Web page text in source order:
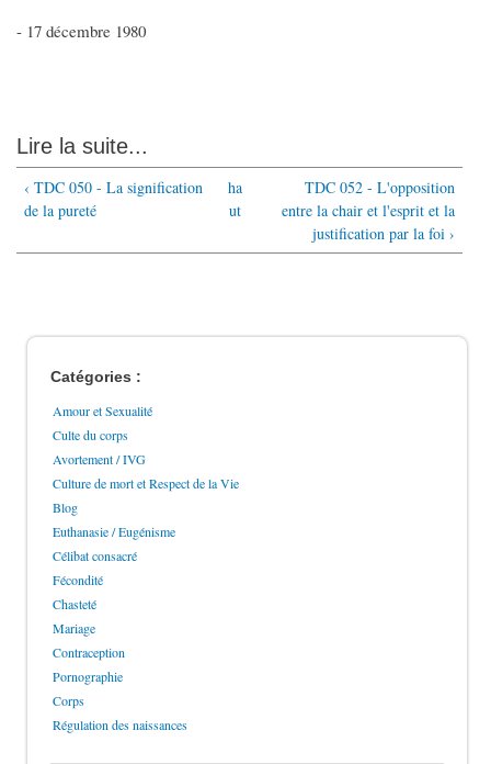
- 17 décembre 1980
Lire la suite...
‹ TDC 050 - La signification
de la pureté
ha
ut
TDC 052 - L'opposition
entre la chair et l'esprit et la
justification par la foi ›
Catégories :
Amour et Sexualité
Culte du corps
Avortement / IVG
Culture de mort et Respect de la Vie
Blog
Euthanasie / Eugénisme
Célibat consacré
Fécondité
Chasteté
Mariage
Contraception
Pornographie
Corps
Régulation des naissances